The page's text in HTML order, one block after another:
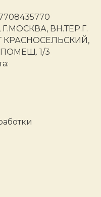
Г.МОСКВА, ВН.ТЕР.Г.
ПОМЕЩ. 1/3